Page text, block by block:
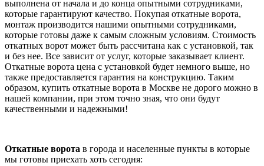
выполнена от начала и до конца опытными сотрудниками,
которые гарантируют качество. Покупая откатные ворота,
монтаж производится нашими опытными сотрудниками,
которые готовы даже к самым сложным условиям. Стоимость
откатных ворот может быть рассчитана как с установкой, так
и без нее. Все зависит от услуг, которые заказывает клиент.
Откатные ворота цена с установкой будет немного выше, но
также предоставляется гарантия на конструкцию. Таким
образом, купить откатные ворота в Москве не дорого можно в
нашей компании, при этом точно зная, что они будут
качественными и надежными!
Откатные ворота в города и населенные пункты в которые
мы готовы приехать хоть сегодня: